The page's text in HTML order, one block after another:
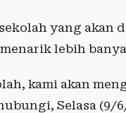
yang akan
lebih
kami akan
Selasa (9/